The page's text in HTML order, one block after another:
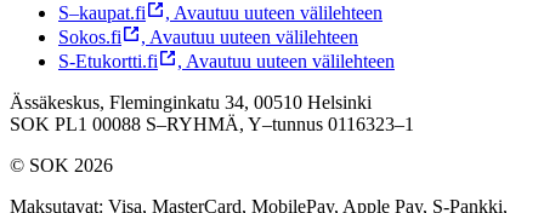
S–kaupat.fi , Avautuu uuteen välilehteen
Sokos.fi
, Avautuu uuteen välilehteen
S-Etukortti.fi
, Avautuu uuteen välilehteen
Ässäkeskus, Fleminginkatu 34, 00510 Helsinki
SOK PL1 00088 S–RYHMÄ, Y–tunnus 0116323–1
© SOK 2026
Maksutavat: Visa, MasterCard, MobilePay, Apple Pay, S-Pankki,